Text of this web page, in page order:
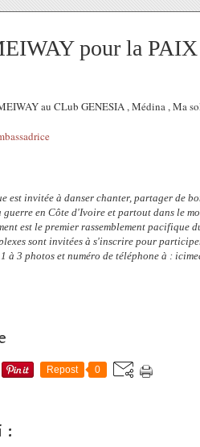
pour la
au CLub GENESIA , Médina , Ma
est invitée à danser chanter, partager de
guerre en Côte d'Ivoire et partout dans le
est le premier rassemblement pacifique
sont invitées à s'inscrire pour
à 3 photos et numéro de téléphone à :
Repost 0
: